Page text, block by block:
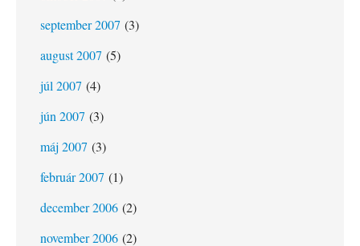
september 2007 (3)
august 2007 (5)
júl 2007 (4)
jún 2007 (3)
máj 2007 (3)
február 2007 (1)
december 2006 (2)
november 2006 (2)